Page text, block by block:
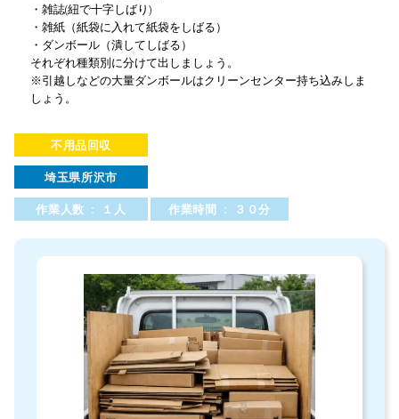
・雑誌(紐で十字しばり)
・雑紙（紙袋に入れて紙袋をしばる）
・ダンボール（潰してしばる）
それぞれ種類別に分けて出しましょう。
※引越しなどの大量ダンボールはクリーンセンター持ち込みしま
しょう。
不用品回収
埼玉県所沢市
作業人数 : １人
作業時間 : ３０分